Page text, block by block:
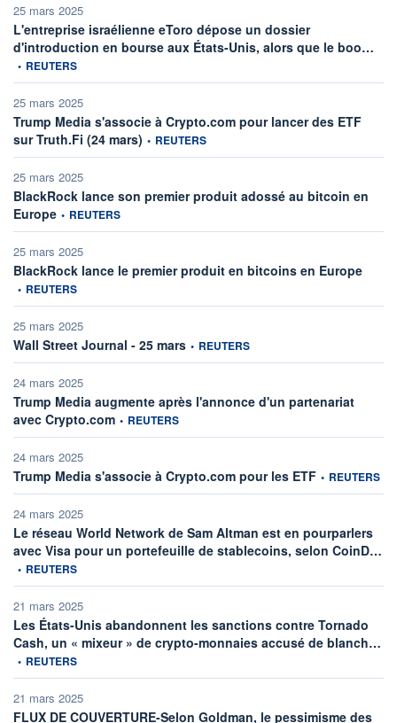
25 mars 2025
L'entreprise israélienne eToro dépose un dossier
d'introduction en bourse aux États-Unis, alors que le boo…
• REUTERS
25 mars 2025
Trump Media s'associe à Crypto.com pour lancer des ETF
sur Truth.Fi (24 mars) information fournie par
• REUTERS
25 mars 2025
BlackRock lance son premier produit adossé au bitcoin en
Europe information fournie par
• REUTERS
25 mars 2025
BlackRock lance le premier produit en bitcoins en Europe
• REUTERS
25 mars 2025
Wall Street Journal - 25 mars information fournie par
• REUTERS
24 mars 2025
Trump Media augmente après l'annonce d'un partenariat
avec Crypto.cominformation fournie par
• REUTERS
24 mars 2025
Trump Media s'associe à Crypto.com pour les ETFinformation
• REUTERS
24 mars 2025
Le réseau World Network de Sam Altman est en pourparlers
avec Visa pour un portefeuille de stablecoins, selon CoinD…
• REUTERS
21 mars 2025
Les États-Unis abandonnent les sanctions contre Tornado
Cash, un « mixeur » de crypto-monnaies accusé de blanch…
• REUTERS
21 mars 2025
FLUX DE COUVERTURE-Selon Goldman, le pessimisme des